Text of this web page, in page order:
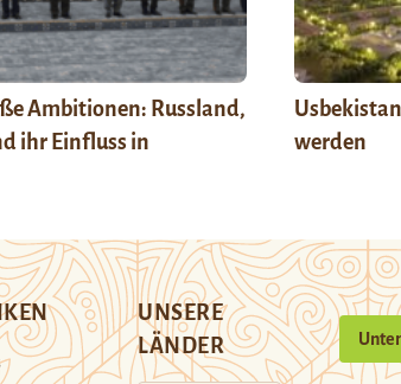
Ambitionen: Russland,
ihr Einfluss in
werden
UNSERE
LÄNDER